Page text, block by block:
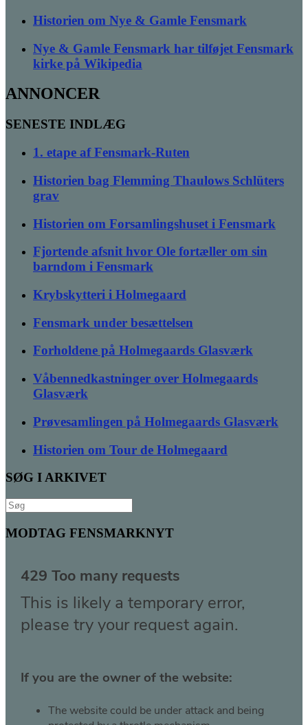
Historien om Nye & Gamle Fensmark
Nye & Gamle Fensmark har tilføjet Fensmark
kirke på Wikipedia
ANNONCER
SENESTE INDLÆG
1. etape af Fensmark-Ruten
Historien bag Flemming Thaulows Schlüters
grav
Historien om Forsamlingshuset i Fensmark
Fjortende afsnit hvor Ole fortæller om sin
barndom i Fensmark
Krybskytteri i Holmegaard
Fensmark under besættelsen
Forholdene på Holmegaards Glasværk
Våbennedkastninger over Holmegaards
Glasværk
Prøvesamlingen på Holmegaards Glasværk
Historien om Tour de Holmegaard
SØG I ARKIVET
Søg
efter:
MODTAG FENSMARKNYT